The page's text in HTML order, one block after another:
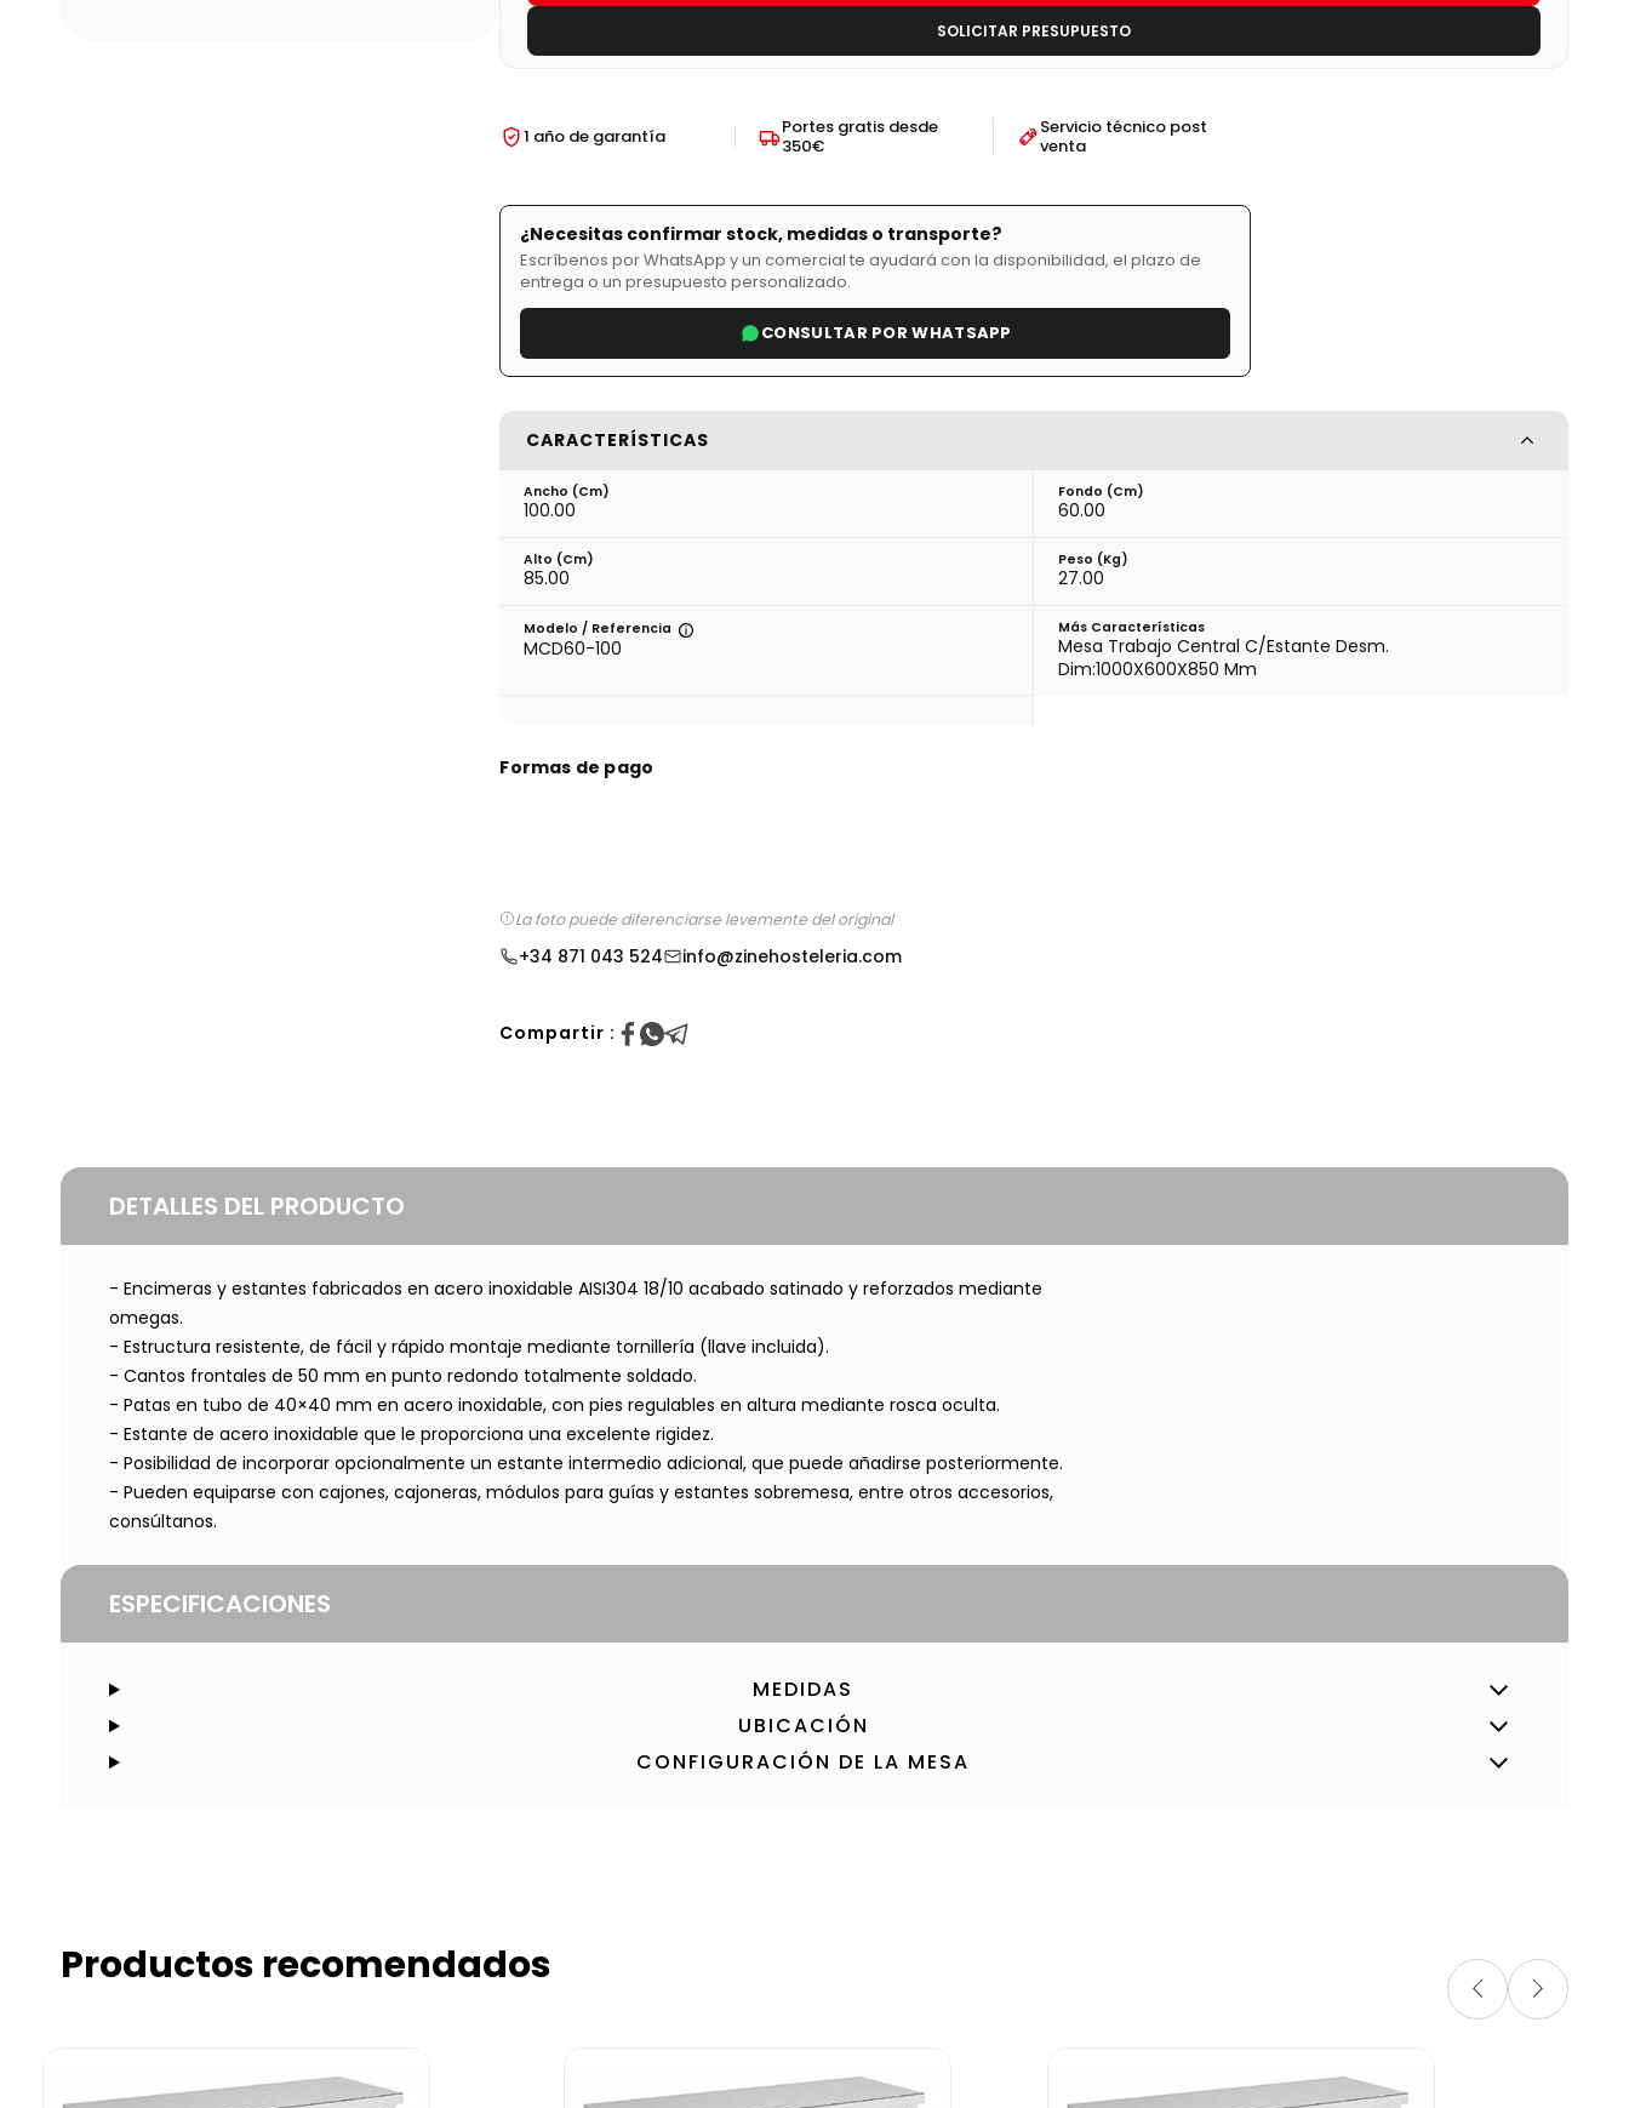
SOLICITAR PRESUPUESTO
1 año de garantía
Portes gratis desde
350€
Servicio técnico post
venta
¿Necesitas confirmar stock, medidas o transporte?
Escríbenos por WhatsApp y un comercial te ayudará con la disponibilidad, el plazo de
entrega o un presupuesto personalizado.
CONSULTAR POR WHATSAPP
CARACTERÍSTICAS
Ancho (cm)
100.00
Fondo (cm)
60.00
Alto (cm)
85.00
Peso (kg)
27.00
Modelo / Referencia
MCD60-100
Más Características
Mesa Trabajo Central C/Estante Desm.
Dim:1000X600X850 Mm
Formas de pago
La foto puede diferenciarse levemente del original
+34 871 043 524 info@zinehosteleria.com
Compartir :
DETALLES DEL PRODUCTO
- Encimeras y estantes fabricados en acero inoxidable AISI304 18/10 acabado satinado y reforzados mediante
omegas.
- Estructura resistente, de fácil y rápido montaje mediante tornillería (llave incluida).
- Cantos frontales de 50 mm en punto redondo totalmente soldado.
- Patas en tubo de 40×40 mm en acero inoxidable, con pies regulables en altura mediante rosca oculta.
- Estante de acero inoxidable que le proporciona una excelente rigidez.
- Posibilidad de incorporar opcionalmente un estante intermedio adicional, que puede añadirse posteriormente.
- Pueden equiparse con cajones, cajoneras, módulos para guías y estantes sobremesa, entre otros accesorios,
consúltanos.
ESPECIFICACIONES
MEDIDAS
UBICACIÓN
CONFIGURACIÓN DE LA MESA
Productos recomendados